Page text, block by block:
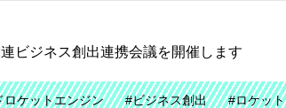
ビジネス創出連携会議を開催します
ロケットエンジン #ビジネス創出 #ロケット